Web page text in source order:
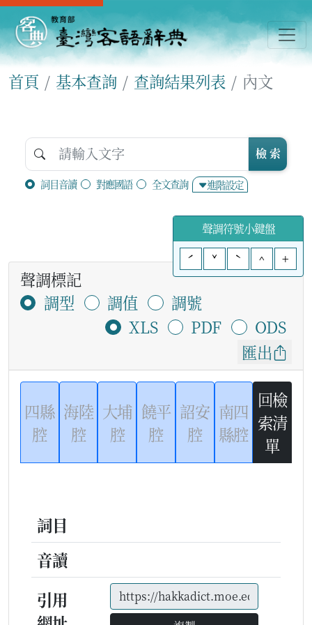
首頁 基本查詢 查詢結果列表 內文
詞目音讀 對應國語 全文查詢 進階設定
檢 索
聲調符號小鍵盤
ˊ
ˇ ˋ ^ +
聲調標記
調型
調值
調號
XLS
PDF
ODS
匯出
四縣
腔
海陸
腔
大埔
腔
饒平
腔
詔安
腔
南四
縣腔
回檢
索清
單
詞目
音讀
引用